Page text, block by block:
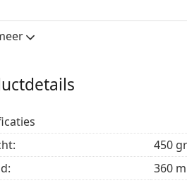
multi-packs.
450 gr
360